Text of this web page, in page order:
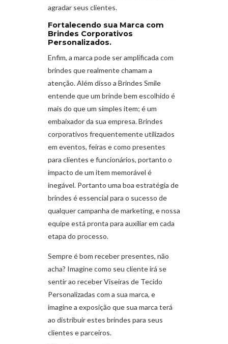
agradar seus clientes.
Fortalecendo sua Marca com
Brindes Corporativos
Personalizados.
Enfim, a marca pode ser amplificada com
brindes que realmente chamam a
atenção. Além disso a Brindes Smile
entende que um brinde bem escolhido é
mais do que um simples item; é um
embaixador da sua empresa. Brindes
corporativos frequentemente utilizados
em eventos, feiras e como presentes
para clientes e funcionários, portanto o
impacto de um item memorável é
inegável. Portanto uma boa estratégia de
brindes é essencial para o sucesso de
qualquer campanha de marketing, e nossa
equipe está pronta para auxiliar em cada
etapa do processo.
Sempre é bom receber presentes, não
acha? Imagine como seu cliente irá se
sentir ao receber Viseiras de Tecido
Personalizadas com a sua marca, e
imagine a exposição que sua marca terá
ao distribuir estes brindes para seus
clientes e parceiros.